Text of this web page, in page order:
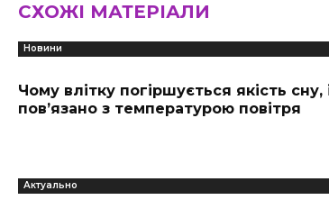
СХОЖІ МАТЕРІАЛИ
Новини
Чому влітку погіршується якість сну,
пов’язано з температурою повітря
Актуально